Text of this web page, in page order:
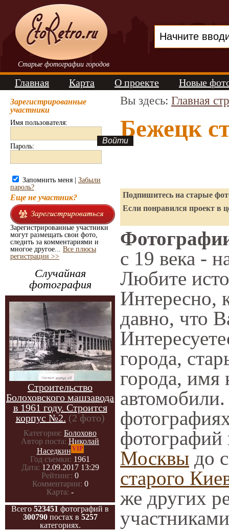
Старые фотографии городов
Главная Карта О проекте Новые
Зарегистрированные
участники
Имя пользователя:
Пароль:
Запомнить меня | Забыли
пароль?
Еще не участник?
Зарегистрированные участники
могут размещать свои фото,
следить за комментариями и
многое другое... Все плюсы
регистрации >>
Случайная
фотография
Строительство
Болоховского машзавода
в 1961 году. Строится
корпус №2. (2 фото)
Категория: Болохово
Автор поста: Николай
Наседкин VIP
Год съемки: 1961
Дата: 12.09.2017 13:29
Рейтинг: 0
Комментарии: 0
Карта: -
Всего 523451 фотографий в
300790постах в 5257
категориях.
Вы здесь: Главная
Бежецк
Подпишитесь на старые
Если понравился проект в
с 19 века -
Любите
Интересно,
давно, что
города,
города, имя
автомобили.
фотографий
Москвы до
старого
же других